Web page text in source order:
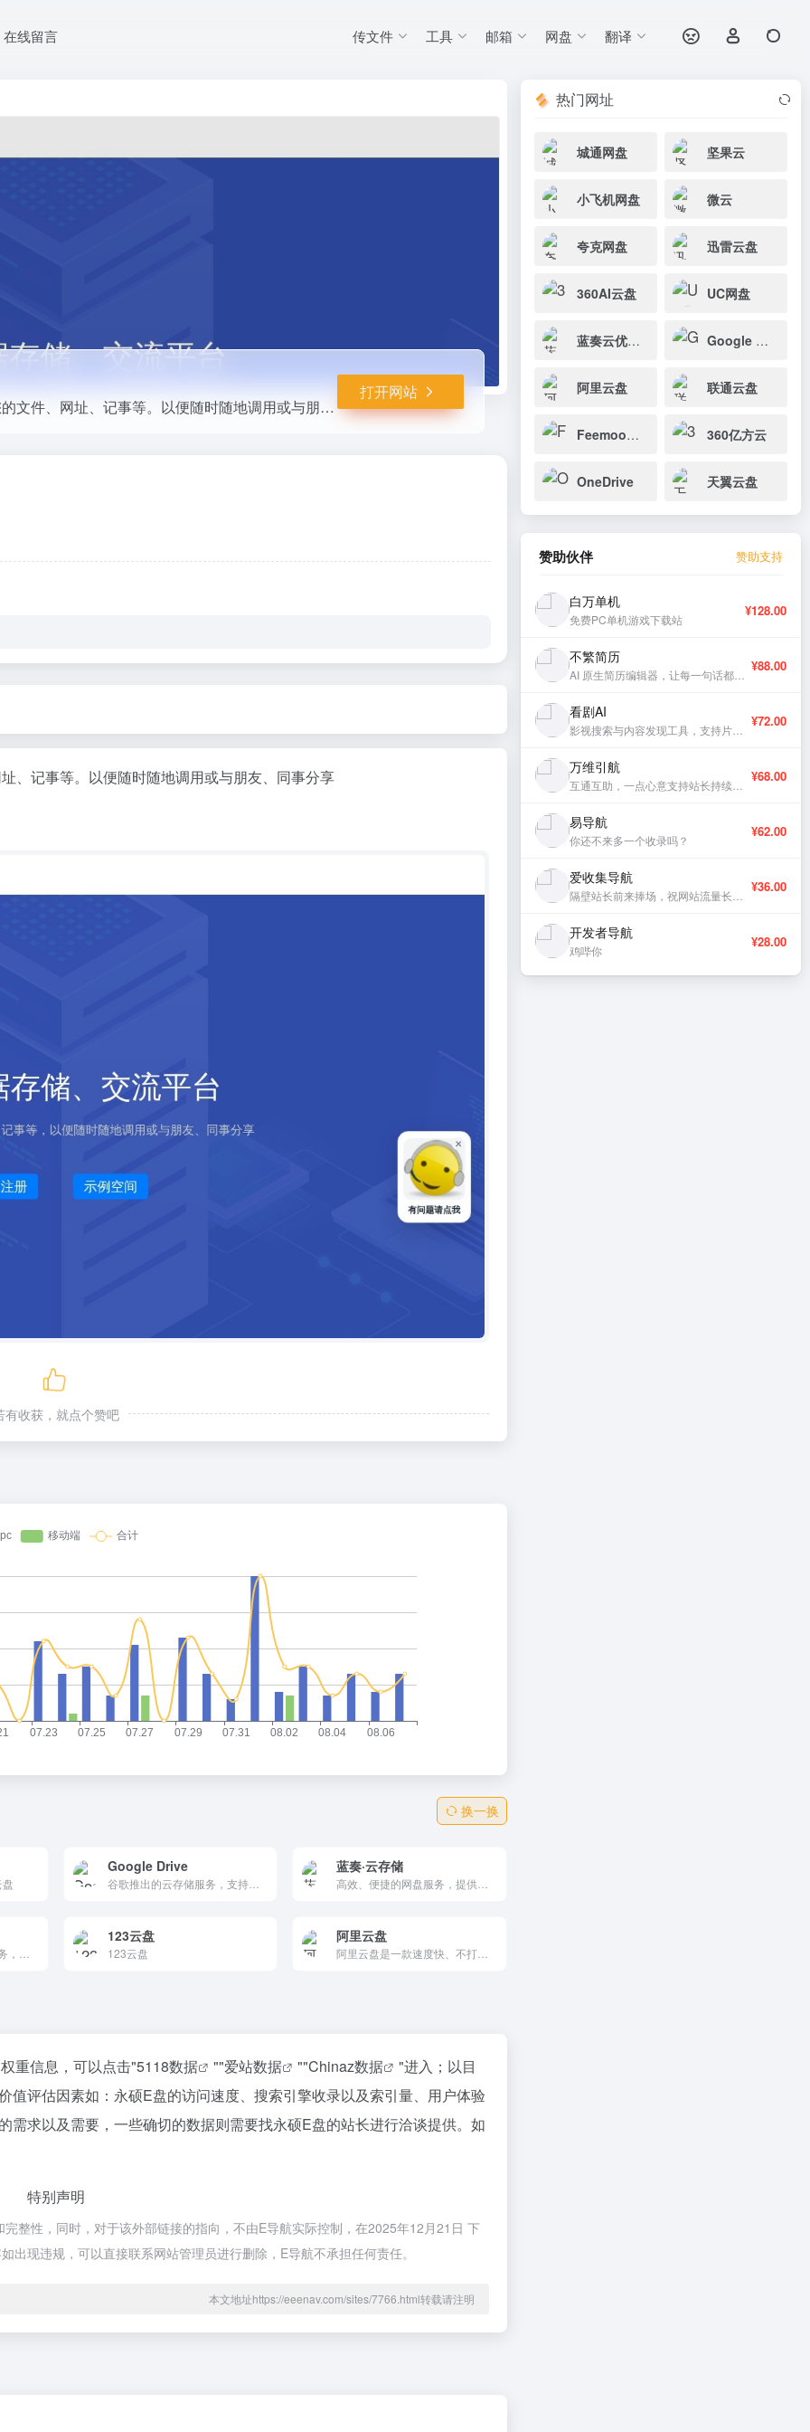
在线留言 传文件 工具 邮箱 网盘 翻译
专业网络硬盘，数据存储、交流平台,可以保存您的文件、网址、记事等。以便随时随地调用或与朋友、同事分享
打开网站
、记事等。以便随时随地调用或与朋友、同事分享
有收获，就点个赞吧
换一换
Google Drive
谷歌推出的云存储服务，支持文件存储、共享和协作编辑。它提供多平台支持，自动同步文件，支持版本控制和离线访问，广泛应用于个人和企业用户，是管理文件和协作的理想选择。
蓝奏·云存储
123云盘
123云盘
阿里云盘
重信息，可以点击"5118数据 ""爱站数据 ""Chinaz数据
"进入；以目
评估因素如：永硕E盘的访问速度、搜索引擎收录以及索引量、用户体验
求以及需要，一些确切的数据则需要找永硕E盘的站长进行洽谈提供。如
特别声明
整性，同时，对于该外部链接的指向，不由E导航实际控制，在2025年12月21日 下
现违规，可以直接联系网站管理员进行删除，E导航不承担任何责任。
本文地址https://eeenav.com/sites/7766.html转载请注明
热门网址
城通网盘 坚果云
小飞机网盘 微云
夸克网盘 迅雷云盘
360AI云盘 UC网盘
蓝奏云优享版 Google Workspace
阿里云盘 联通云盘
Feemoo（飞猫盘） 360亿方云
OneDrive 天翼云盘
赞助伙伴 赞助支持
白万单机
免费PC单机游戏下载站
¥128.00
不繁简历 ¥88.00
看剧AI ¥72.00
万维引航 ¥68.00
易导航
你还不来多一个收录吗？
¥62.00
爱收集导航 ¥36.00
开发者导航
鸡哔你
¥28.00